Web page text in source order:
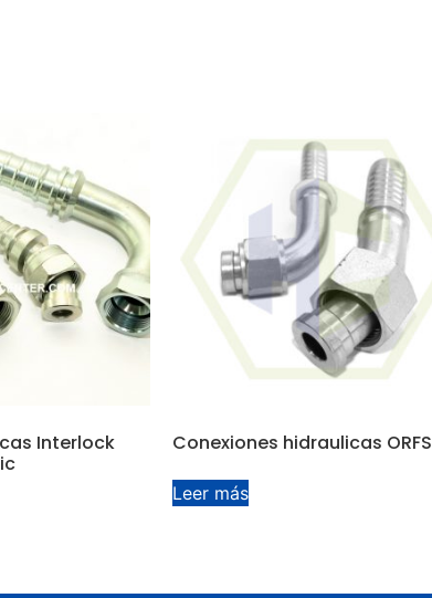
Interlock
Conexiones hidraulicas ORFS
Leer más